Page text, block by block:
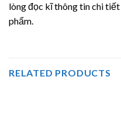
lòng đọc kĩ thông tin chi
phẩm.
RELATED PRODUCTS